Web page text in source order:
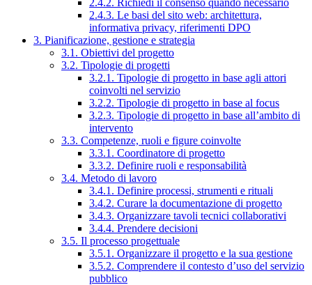
2.4.2. Richiedi il consenso quando necessario
2.4.3. Le basi del sito web: architettura,
informativa privacy, riferimenti DPO
3. Pianificazione, gestione e strategia
3.1. Obiettivi del progetto
3.2. Tipologie di progetti
3.2.1. Tipologie di progetto in base agli attori
coinvolti nel servizio
3.2.2. Tipologie di progetto in base al focus
3.2.3. Tipologie di progetto in base all’ambito di
intervento
3.3. Competenze, ruoli e figure coinvolte
3.3.1. Coordinatore di progetto
3.3.2. Definire ruoli e responsabilità
3.4. Metodo di lavoro
3.4.1. Definire processi, strumenti e rituali
3.4.2. Curare la documentazione di progetto
3.4.3. Organizzare tavoli tecnici collaborativi
3.4.4. Prendere decisioni
3.5. Il processo progettuale
3.5.1. Organizzare il progetto e la sua gestione
3.5.2. Comprendere il contesto d’uso del servizio
pubblico